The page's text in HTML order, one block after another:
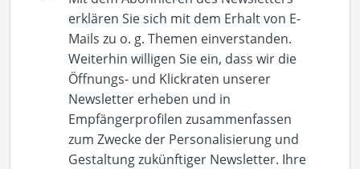
erklären Sie sich mit dem Erhalt von E-
Mails zu o. g. Themen einverstanden.
Weiterhin willigen Sie ein, dass wir die
Öffnungs- und Klickraten unserer
Newsletter erheben und in
Empfängerprofilen zusammenfassen
zum Zwecke der Personalisierung und
Gestaltung zukünftiger Newsletter. Ihre